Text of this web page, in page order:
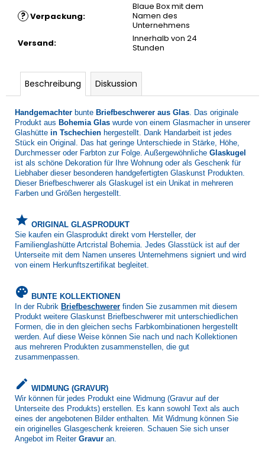
? Verpackung:
Blaue Box mit dem
Namen des
Unternehmens
Versand:
Innerhalb von 24
Stunden
Beschreibung Diskussion
Handgemachter bunte Briefbeschwerer aus Glas. Das originale
Produkt aus Bohemia Glas wurde von einem Glasmacher in unserer
Glashütte in Tschechien hergestellt. Dank Handarbeit ist jedes
Stück ein Original. Das hat geringe Unterschiede in Stärke, Höhe,
Durchmesser oder Farbton zur Folge. Außergewöhnliche Glaskugel
ist als schöne Dekoration für Ihre Wohnung oder als Geschenk für
Liebhaber dieser besonderen handgefertigten Glaskunst Produkten.
Dieser Briefbeschwerer als Glaskugel ist ein Unikat in mehreren
Farben und Größen hergestellt.
grade ORIGINAL GLASPRODUKT
Sie kaufen ein Glasprodukt direkt vom Hersteller, der
Familienglashütte Artcristal Bohemia. Jedes Glasstück ist auf der
Unterseite mit dem Namen unseres Unternehmens signiert und wird
von einem Herkunftszertifikat begleitet.
palette BUNTE KOLLEKTIONEN
In der Rubrik Briefbeschwerer finden Sie zusammen mit diesem
Produkt weitere Glaskunst Briefbeschwerer mit unterschiedlichen
Formen, die in den gleichen sechs Farbkombinationen hergestellt
werden. Auf diese Weise können Sie nach und nach Kollektionen
aus mehreren Produkten zusammenstellen, die gut
zusammenpassen.
create WIDMUNG (GRAVUR)
Wir können für jedes Produkt eine Widmung (Gravur auf der
Unterseite des Produkts) erstellen. Es kann sowohl Text als auch
eines der angebotenen Bilder enthalten. Mit Widmung können Sie
ein originelles Glasgeschenk kreieren. Schauen Sie sich unser
Angebot im Reiter Gravur an.